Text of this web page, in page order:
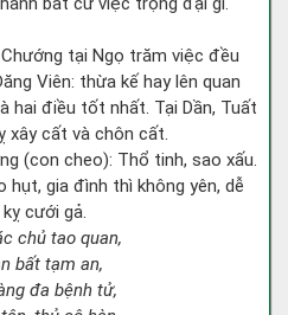
tại Ngọ trăm việc đều
Viên: thừa kế hay lên quan
hai điều tốt nhất. Tại Dần, Tuất
xây cất và chôn cất.
(con cheo): Thổ tinh, sao xấu.
hụt, gia đình thì không yên, dễ
cưới gả.
chủ tao quan,
bất tạm an,
đa bệnh tử,